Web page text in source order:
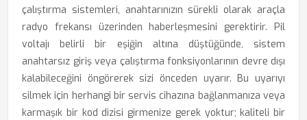
çalıştırma sistemleri, anahtarınızın sürekli olarak araçla
radyo frekansı üzerinden haberleşmesini gerektirir. Pil
voltajı belirli bir eşiğin altına düştüğünde, sistem
anahtarsız giriş veya çalıştırma fonksiyonlarının devre dışı
kalabileceğini öngörerek sizi önceden uyarır. Bu uyarıyı
silmek için herhangi bir servis cihazına bağlanmanıza veya
karmaşık bir kod dizisi girmenize gerek yoktur; kaliteli bir